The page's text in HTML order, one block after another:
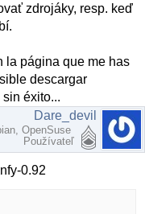
zdrojáky, resp. keď
la página que me has
descargar
éxito...
Dare_devil
OpenSuse
Používateľ
0.92